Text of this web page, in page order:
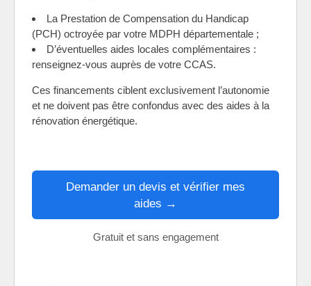
La Prestation de Compensation du Handicap
(PCH) octroyée par votre MDPH départementale ;
D’éventuelles aides locales complémentaires :
renseignez-vous auprès de votre CCAS.
Ces financements ciblent exclusivement l’autonomie
et ne doivent pas être confondus avec des aides à la
rénovation énergétique.
Demander un devis et vérifier mes
aides →
Gratuit et sans engagement